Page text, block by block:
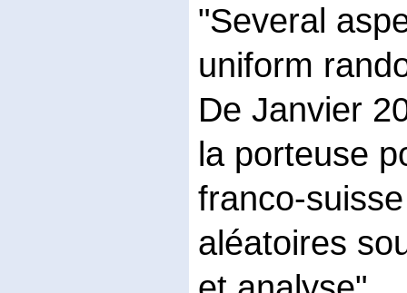
"Several
uniform
De Janvier
la porteuse
franco-
aléatoires